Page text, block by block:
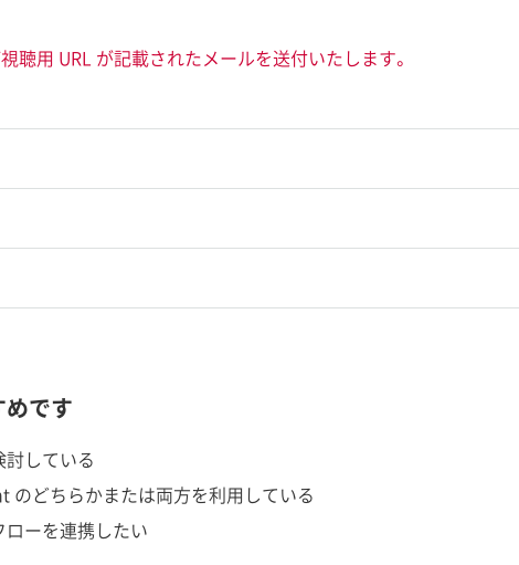
聴用 URL が記載されたメールを送付いたします。
です
している
のどちらかまたは両方を利用している
ーを連携したい